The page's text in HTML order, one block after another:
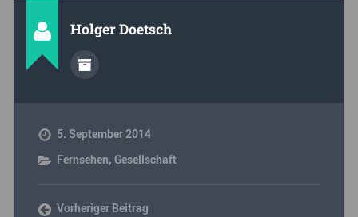
Holger Doetsch
5. September 2014
Fernsehen, Gesellschaft
Vorheriger Beitrag